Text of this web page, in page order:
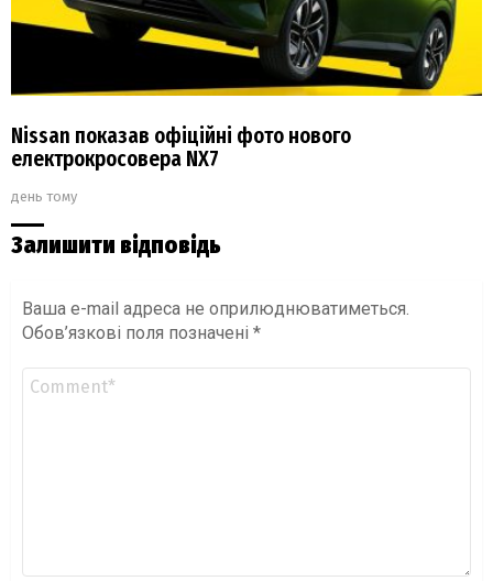
Nissan показав офіційні фото нового
електрокросовера NX7
день тому
Залишити відповідь
Ваша e-mail адреса не оприлюднюватиметься.
Обов’язкові поля позначені *